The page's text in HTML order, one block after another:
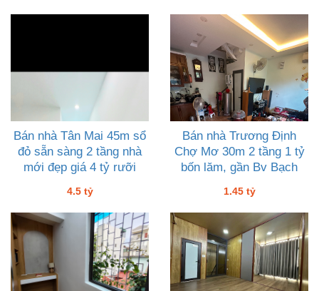
Bán nhà Tân Mai 45m sổ
đỏ sẵn sàng 2 tầng nhà
mới đẹp giá 4 tỷ rưỡi
4.5 tỷ
Bán nhà Trương Định
Chợ Mơ 30m 2 tầng 1 tỷ
bốn lăm, gần Bv Bạch
1.45 tỷ